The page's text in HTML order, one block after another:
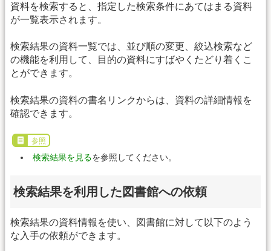
資料を検索すると、指定した検索条件にあてはまる資料
が一覧表示されます。
検索結果の資料一覧では、並び順の変更、絞込検索など
の機能を利用して、目的の資料にすばやくたどり着くこ
とができます。
検索結果の資料の書名リンクからは、資料の詳細情報を
確認できます。
参照
検索結果を見るを参照してください。
検索結果を利用した図書館への依頼
検索結果の資料情報を使い、図書館に対して以下のよう
な入手の依頼ができます。